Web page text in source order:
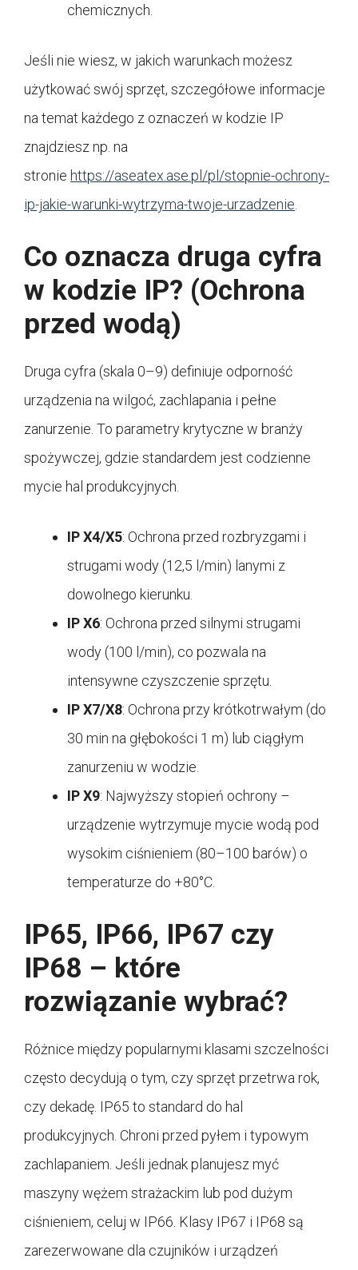
chemicznych.
Jeśli nie wiesz, w jakich warunkach możesz
użytkować swój sprzęt, szczegółowe informacje
na temat każdego z oznaczeń w kodzie IP
znajdziesz np. na
stronie https://aseatex.ase.pl/pl/stopnie-ochrony-
ip-jakie-warunki-wytrzyma-twoje-urzadzenie
Co oznacza druga cyfra
w kodzie IP? (Ochrona
przed wodą)
Druga cyfra (skala 0–9) definiuje odporność
urządzenia na wilgoć, zachlapania i pełne
zanurzenie. To parametry krytyczne w branży
spożywczej, gdzie standardem jest codzienne
mycie hal produkcyjnych.
IP X4/X5: Ochrona przed rozbryzgami i
strugami wody (12,5 l/min) lanymi z
dowolnego kierunku.
IP X6: Ochrona przed silnymi strugami
wody (100 l/min), co pozwala na
intensywne czyszczenie sprzętu.
IP X7/X8: Ochrona przy krótkotrwałym (do
30 min na głębokości 1 m) lub ciągłym
zanurzeniu w wodzie.
IP X9: Najwyższy stopień ochrony –
urządzenie wytrzymuje mycie wodą pod
wysokim ciśnieniem (80–100 barów) o
temperaturze do +80°C.
IP65, IP66, IP67 czy
IP68 – które
rozwiązanie wybrać?
Różnice między popularnymi klasami szczelności
często decydują o tym, czy sprzęt przetrwa rok,
czy dekadę. IP65 to standard do hal
produkcyjnych. Chroni przed pyłem i typowym
zachlapaniem. Jeśli jednak planujesz myć
maszyny wężem strażackim lub pod dużym
ciśnieniem, celuj w IP66. Klasy IP67 i IP68 są
zarezerwowane dla czujników i urządzeń